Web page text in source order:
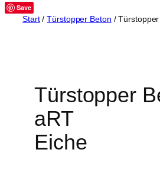
Save
Start/Türstopper Beton /
Türstopper
aRT
Eiche